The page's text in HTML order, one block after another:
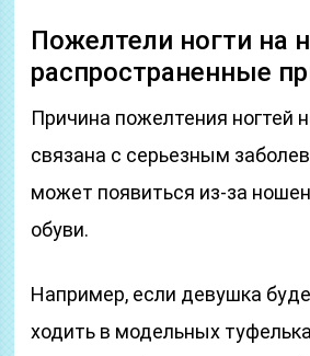
Пожелтели ногти на
распространенные
Причина пожелтения ногтей
связана с серьезным
может появиться из-за
обуви.
Например, если девушка
ходить в модельных